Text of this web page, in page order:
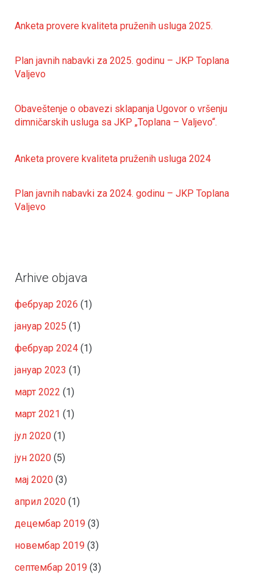
Anketa provere kvaliteta pruženih usluga 2025.
Plan javnih nabavki za 2025. godinu – JKP Toplana
Valjevo
Obaveštenje o obavezi sklapanja Ugovor o vršenju
dimničarskih usluga sa JKP „Toplana – Valjevo“.
Anketa provere kvaliteta pruženih usluga 2024
Plan javnih nabavki za 2024. godinu – JKP Toplana
Valjevo
Arhive objava
фебруар 2026 (1)
јануар 2025 (1)
фебруар 2024 (1)
јануар 2023 (1)
март 2022 (1)
март 2021 (1)
јул 2020 (1)
јун 2020 (5)
мај 2020 (3)
април 2020 (1)
децембар 2019 (3)
новембар 2019 (3)
септембар 2019 (3)